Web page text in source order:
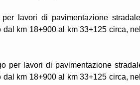
lavori di pavimentazione
km 18+900 al km 33+125 circa,
per lavori di pavimentazione
km 18+900 al km 33+125 circa,